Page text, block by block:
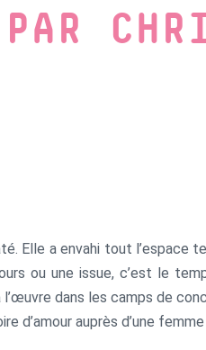
Elle a envahi tout
ou une issue, c’est le
dans les camps de
d’amour auprès d’une